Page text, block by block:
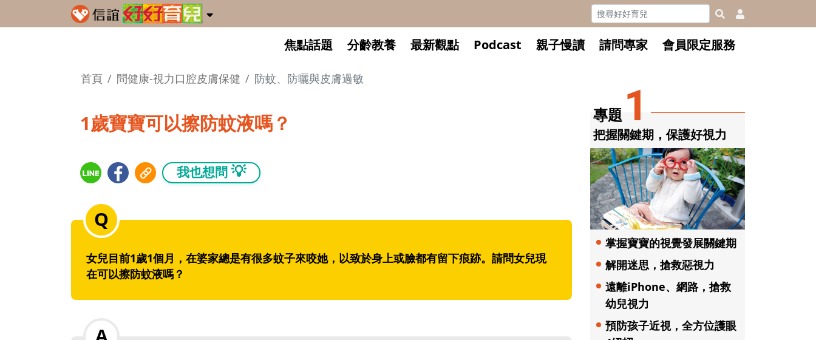
焦點話題 分齡教養 最新觀點 Podcast 親子慢讀 請問專家 會員限定服務
首頁 問健康-視力口腔皮膚保健 防蚊、防曬與皮膚過敏
1歲寶寶可以擦防蚊液嗎？
我也想問 💡
女兒目前1歲1個月，在婆家總是有很多蚊子來咬她，以致於身上或臉都有留下痕跡。請問女兒現
在可以擦防蚊液嗎？
專題 1
把握關鍵期，保護好視力
掌握寶寶的視覺發展關鍵期
解開迷思，搶救惡視力
遠離iPhone、網路，搶救
幼兒視力
預防孩子近視，全方位護眼